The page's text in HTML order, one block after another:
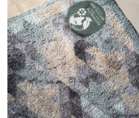
LAMINÁLT
LÁBTÖRLŐ
FÜRDŐSZOBA
AJÁNDÉK
VINYL